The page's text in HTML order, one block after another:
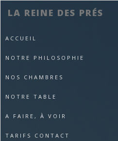
LA REINE DES PRÉS
ACCUEIL
NOTRE PHILOSOPHIE
NOS CHAMBRES
NOTRE TABLE
A FAIRE, À VOIR
TARIFS CONTACT